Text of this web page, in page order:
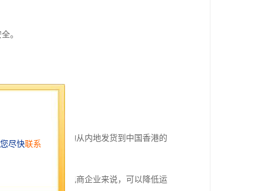
。
枢纽。这使得货物从内地发货到中国香港的
纳关税。这对于电商企业来说，可以降低运